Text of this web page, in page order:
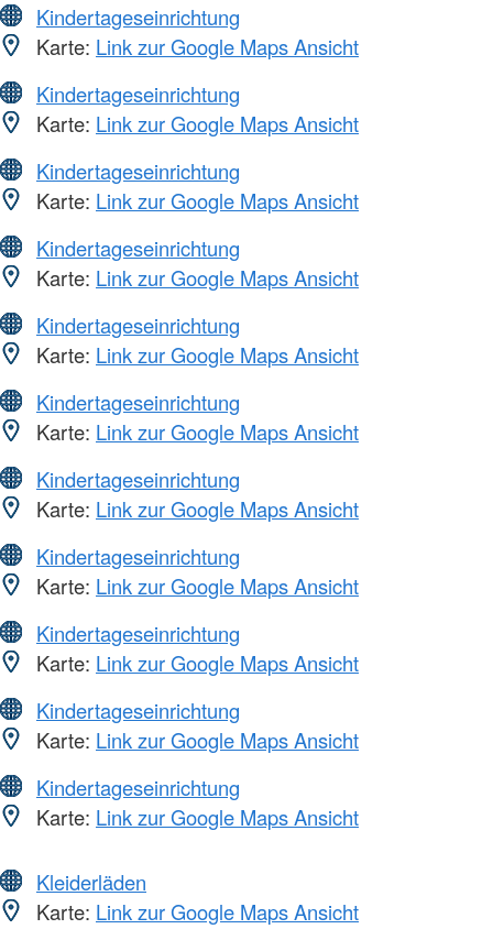
Kindertageseinrichtung
Karte: Link zur Google Maps Ansicht
Kindertageseinrichtung
Karte: Link zur Google Maps Ansicht
Kindertageseinrichtung
Karte: Link zur Google Maps Ansicht
Kindertageseinrichtung
Karte: Link zur Google Maps Ansicht
Kindertageseinrichtung
Karte: Link zur Google Maps Ansicht
Kindertageseinrichtung
Karte: Link zur Google Maps Ansicht
Kindertageseinrichtung
Karte: Link zur Google Maps Ansicht
Kindertageseinrichtung
Karte: Link zur Google Maps Ansicht
Kindertageseinrichtung
Karte: Link zur Google Maps Ansicht
Kindertageseinrichtung
Karte: Link zur Google Maps Ansicht
Kindertageseinrichtung
Karte: Link zur Google Maps Ansicht
Kleiderläden
Karte: Link zur Google Maps Ansicht